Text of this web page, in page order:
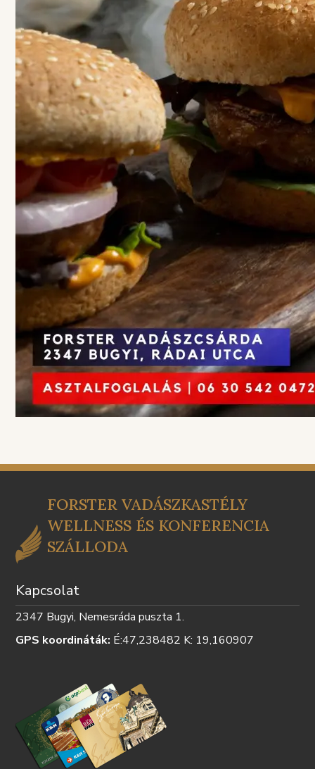
FORSTER VADÁSZKASTÉLY
WELLNESS ÉS KONFERENCIA
SZÁLLODA
Kapcsolat
2347 Bugyi, Nemesráda puszta 1.
GPS koordináták: É:47,238482 K: 19,160907